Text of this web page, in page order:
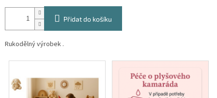
Přidat do košíku
Rukodělný výrobek .